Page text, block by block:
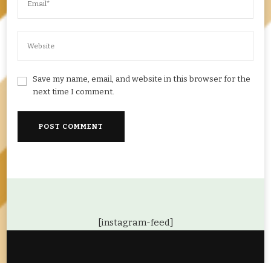
Save my name, email, and website in this browser for the
next time I comment.
[instagram-feed]